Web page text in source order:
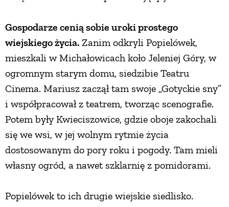
Gospodarze cenią sobie uroki prostego
wiejskiego życia. Zanim odkryli Popielówek,
mieszkali w Michałowicach koło Jeleniej Góry, w
ogromnym starym domu, siedzibie Teatru
Cinema. Mariusz zaczął tam swoje „Gotyckie sny”
i współpracował z teatrem, tworząc scenografie.
Potem były Kwieciszowice, gdzie oboje zakochali
się we wsi, w jej wolnym rytmie życia
dostosowanym do pory roku i pogody. Tam mieli
własny ogród, a nawet szklarnię z pomidorami.
Popielówek to ich drugie wiejskie siedlisko.